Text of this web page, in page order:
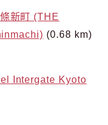
新町 (THE
(0.68 km)
Intergate Kyoto